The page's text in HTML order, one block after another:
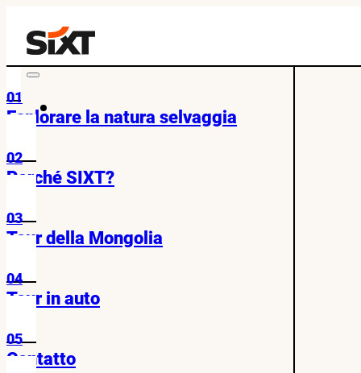
01
Esplorare la natura selvaggia
02
Perché SIXT?
03
Tour della Mongolia
04
Tour in auto
05
Contatto